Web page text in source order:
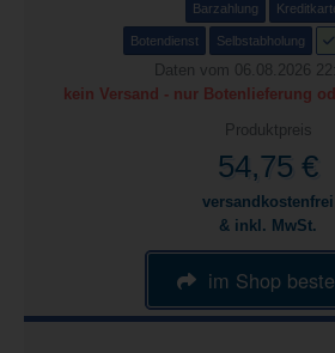
Barzahlung
Botendienst Selbstabholung
Daten vom 06.08.2026
kein Versand - nur Botenlieferung
Produktpreis
54,75 €
versandkostenfrei
& inkl. MwSt.
im Shop